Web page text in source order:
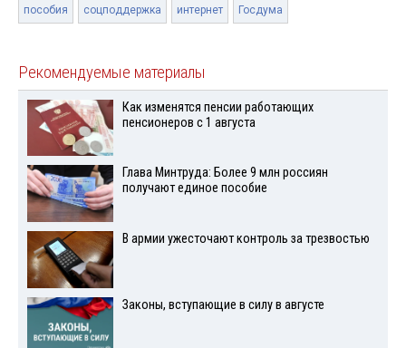
пособия соцподдержка интернет Госдума
Рекомендуемые материалы
Как изменятся пенсии работающих
пенсионеров с 1 августа
Глава Минтруда: Более 9 млн россиян
получают единое пособие
В армии ужесточают контроль за трезвостью
Законы, вступающие в силу в августе